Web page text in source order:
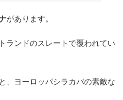
があります。
ランドのスレートで覆われてい
、ヨーロッパシラカバの素敵な